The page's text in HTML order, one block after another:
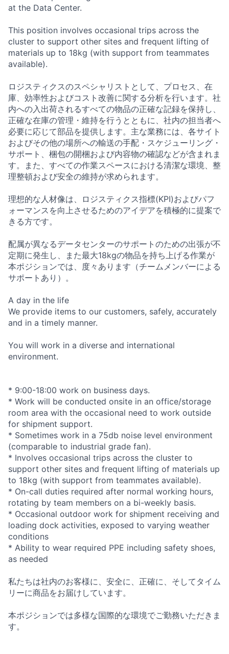
at the Data Center.
This position involves occasional trips across the
cluster to support other sites and frequent lifting of
materials up to 18kg (with support from teammates
available).
ロジスティクスのスペシャリストとして、プロセス、在
庫、効率性およびコスト改善に関する分析を行います。社
内への入出荷されるすべての物品の正確な記録を保持し、
正確な在庫の管理・維持を行うとともに、社内の担当者へ
必要に応じて部品を提供します。主な業務には、各サイト
およびその他の場所への輸送の手配・スケジューリング・
サポート、梱包の開梱および内容物の確認などが含まれま
す。また、すべての作業スペースにおける清潔な環境、整
理整頓および安全の維持が求められます。
理想的な人材像は、ロジスティクス指標(KPI)およびパフ
ォーマンスを向上させるためのアイデアを積極的に提案で
きる方です。
配属が異なるデータセンターのサポートのための出張が不
定期に発生し、また最大18kgの物品を持ち上げる作業が
本ポジションでは、度々あります（チームメンバーによる
サポートあり）。
A day in the life
We provide items to our customers, safely, accurately
and in a timely manner.
You will work in a diverse and international
environment.
* 9:00-18:00 work on business days.
* Work will be conducted onsite in an office/storage
room area with the occasional need to work outside
for shipment support.
* Sometimes work in a 75db noise level environment
(comparable to industrial grade fan).
* Involves occasional trips across the cluster to
support other sites and frequent lifting of materials up
to 18kg (with support from teammates available).
* On-call duties required after normal working hours,
rotating by team members on a bi-weekly basis.
* Occasional outdoor work for shipment receiving and
loading dock activities, exposed to varying weather
conditions
* Ability to wear required PPE including safety shoes,
as needed
私たちは社内のお客様に、安全に、正確に、そしてタイム
リーに商品をお届けしています。
本ポジションでは多様な国際的な環境でご勤務いただきま
す。